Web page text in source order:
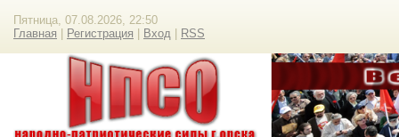
Пятница, 07.08.2026, 22:50
Главная
Регистрация Вход RSS